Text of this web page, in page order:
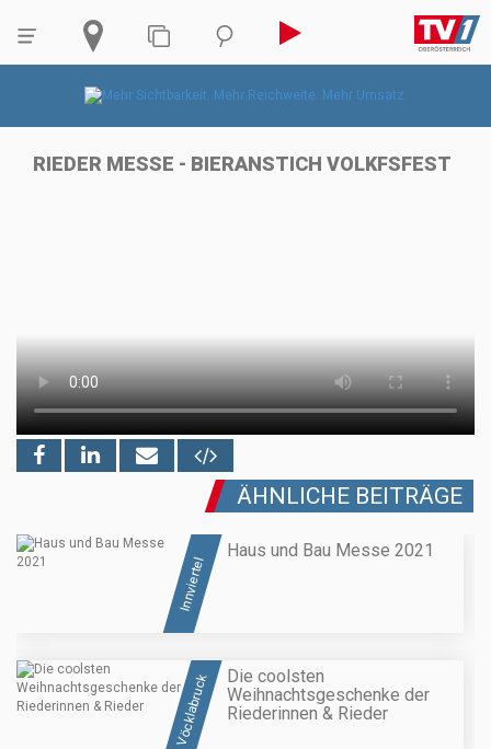
RIEDER MESSE - BIERANSTICH VOLKFSFEST
ÄHNLICHE BEITRÄGE
Innviertel
Haus und Bau Messe 2021
Vöcklabruck
Die coolsten
Weihnachtsgeschenke der
Riederinnen & Rieder